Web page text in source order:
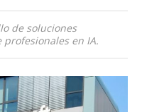
de soluciones
en IA.